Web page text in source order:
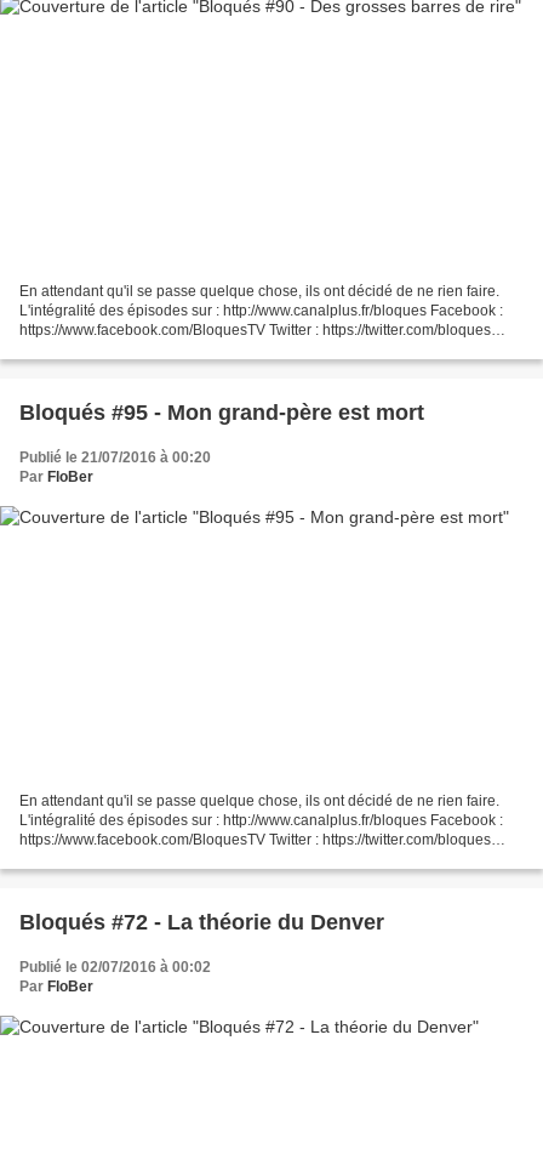
En attendant qu'il se passe quelque chose, ils ont décidé de ne rien faire.
L'intégralité des épisodes sur : http://www.canalplus.fr/bloques Facebook :
https://www.facebook.com/BloquesTV Twitter : https://twitter.com/bloques
Bloqués #95 - Mon grand-père est mort
Publié le 21/07/2016 à 00:20
Par FloBer
En attendant qu'il se passe quelque chose, ils ont décidé de ne rien faire.
L'intégralité des épisodes sur : http://www.canalplus.fr/bloques Facebook :
https://www.facebook.com/BloquesTV Twitter : https://twitter.com/bloques
Bloqués #72 - La théorie du Denver
Publié le 02/07/2016 à 00:02
Par FloBer